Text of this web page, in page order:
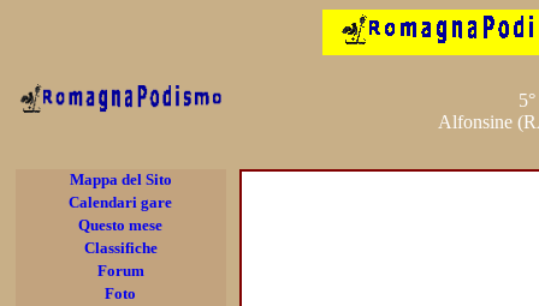
Alfonsine
Mappa del Sito
Calendari gare
Questo mese
Classifiche
Forum
Foto